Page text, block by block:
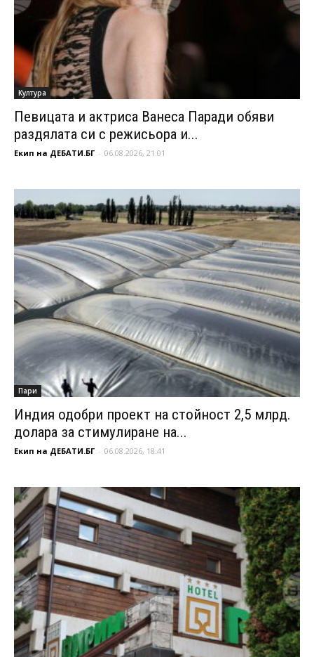
Култура
Певицата и актриса Ванеса Паради обяви
раздялата си с режисьора и...
Екип на ДЕБАТИ.БГ - 06.08.2026, 21:01
Пари
Индия одобри проект на стойност 2,5 млрд.
долара за стимулиране на...
Екип на ДЕБАТИ.БГ - 06.08.2026, 18:41